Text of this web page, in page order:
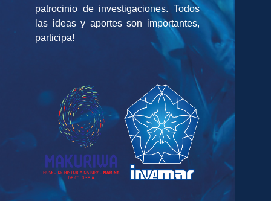
patrocinio de investigaciones. Todos
las ideas y aportes son importantes,
participa!